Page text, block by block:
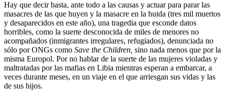
Hay que decir basta, ante todo a las causas y actuar para parar las
masacres de las que huyen y la masacre en la huida (tres mil muertos
y desaparecidos en este año), una tragedia que esconde datos
horribles, como la suerte desconocida de miles de menores no
acompañados (inmigrantes irregulares, refugiados), denunciada no
sólo por ONGs como Save the Children, sino nada menos que por la
misma Europol. Por no hablar de la suerte de las mujeres violadas y
maltratadas por las mafias en Libia mientras esperan a embarcar, a
veces durante meses, en un viaje en el que arriesgan sus vidas y las
de sus hijos.